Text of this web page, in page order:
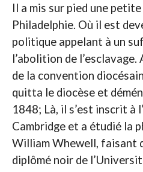
Il a mis sur pied une
Philadelphie. Où il est
politique appelant à un
l’abolition de
de la convention
quitta le diocèse et
1848; Là, il s’est inscrit à
Cambridge et a étudié la
William Whewell, faisant
diplômé noir de